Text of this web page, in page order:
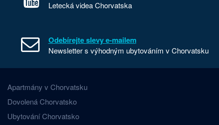
Letecká videa Chorvatska
Odebírejte slevy e-mailem
Newsletter s výhodným ubytováním v Chorvatsku
Apartmány v Chorvatsku
Dovolená Chorvatsko
Ubytování Chorvatsko